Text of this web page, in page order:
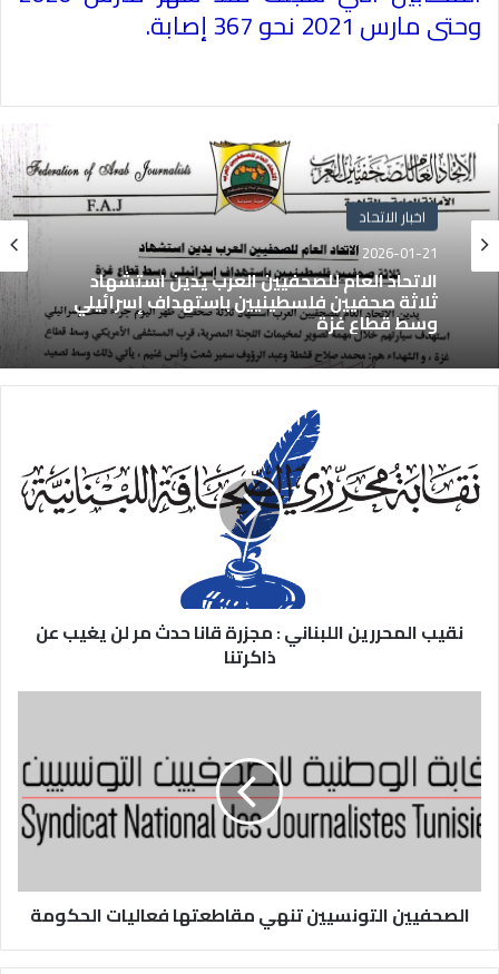
وحتى مارس 2021 نحو 367 إصابة .
اخبار الاتحاد
2026-01-21
الاتحاد العام للصحفيين العرب يدين استشهاد
ثلاثة صحفيين فلسطينيين باستهداف إسرائيلي
وسط قطاع غزة
نقيب المحررين اللبناني : مجزرة قانا حدث مر لن يغيب عن
ذاكرتنا
الصحفيين التونسيين تنهي مقاطعتها فعاليات الحكومة